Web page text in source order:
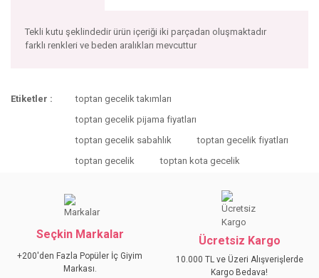
Tekli kutu şeklindedir ürün içeriği iki parçadan oluşmaktadır
farklı renkleri ve beden aralıkları mevcuttur
YORUM YAZ
konularda yetersiz gördüğünüz noktaları öneri formunu
kullanarak tarafımıza iletebilirsiniz.
Ürün resmi kalitesiz, bozuk veya görüntülenemiyor.
Ürün bilgilerinde hatalar bulunuyor.
Bu ürüne benzer farklı alternatifler olmalı.
Etiketler :
toptan gecelik takımları
toptan gecelik pijama fiyatları
toptan gecelik sabahlık
toptan gecelik fiyatları
toptan gecelik
toptan kota gecelik
Seçkin Markalar
+200'den Fazla Popüler İç Giyim
Markası.
Ücretsiz Kargo
10.000 TL ve Üzeri Alışverişlerde
Kargo Bedava!